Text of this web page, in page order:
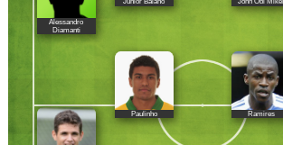
Alessandro
Diamanti
Paulinho Ramires